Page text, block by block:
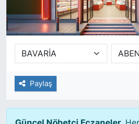
Paylaş
SİYASET
SAĞLIK